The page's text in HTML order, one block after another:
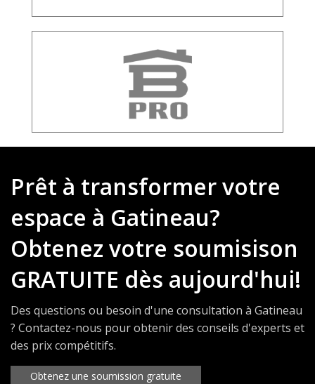
Prêt à transformer votre
espace à Gatineau?
Obtenez votre soumisison
GRATUITE dès aujourd'hui!
Des questions ou besoin d'une consultation à Gatineau
? Contactez-nous pour obtenir des conseils d'experts et
des prix compétitifs.
Obtenez une soumission gratuite